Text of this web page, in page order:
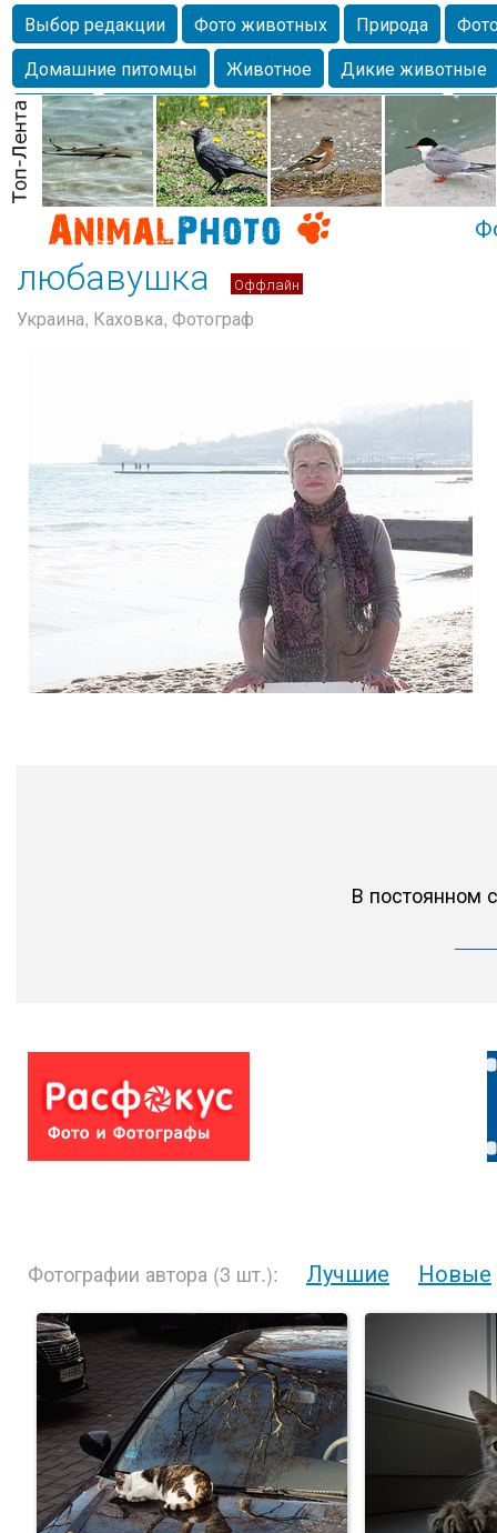
Выбор редакции Фото животных Природа
Домашние питомцы
Животное
Дикие животные
Собаки
Alexanderandronik Млекопитающие
Морда
Собачка Осень Портрет
Домашние
Насекомое
Коты Lebert Дикие птицы Утка
любавушка Оффлайн
Украина, Каховка, Фотограф
В постоянном
Фотографии автора (3 шт.): Лучшие Новые